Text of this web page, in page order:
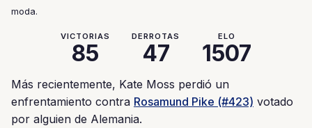
moda.
VICTORIAS
85
DERROTAS
47
ELO
1507
Más recientemente, Kate Moss perdió un
enfrentamiento contra Rosamund Pike (#423) votado
por alguien de Alemania.